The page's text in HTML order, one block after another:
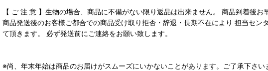
【 ご 注 意 】生物の場合、商品に不備がない限り返品は出来ません。 商品到着後お
商品発送後のお客様ご都合での商品受け取り拒否・辞退・長期不在により 担当セ
て頂きます。 必ず発送前にご連絡をお願い致します。
※尚、年末年始は商品のお届けがスムーズにいかないことがあります。ご了承下さい